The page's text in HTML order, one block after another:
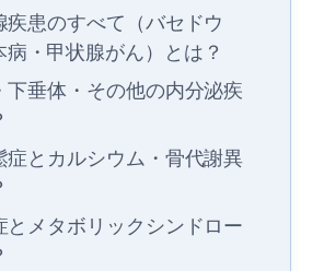
疾患のすべて（バセドウ
・甲状腺がん）とは？
下垂体・その他の内分泌疾
症とカルシウム・骨代謝異
とメタボリックシンドロー